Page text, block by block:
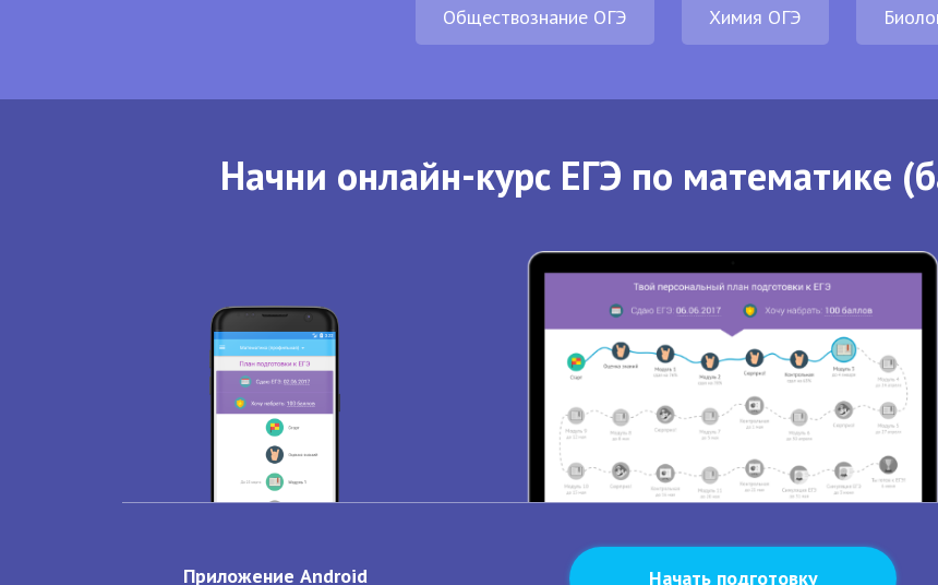
Обществознание ОГЭ Химия ОГЭ
Начни онлайн-курс ЕГЭ по математике
Приложение Android Начать подготовку